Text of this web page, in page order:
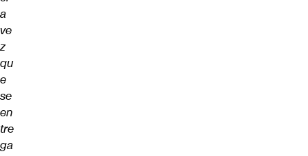
a
ve
z
qu
e
se
en
tre
ga